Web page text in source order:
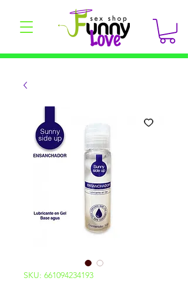
SKU: 661094234193